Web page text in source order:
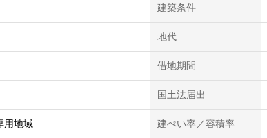
建築条件
地代
借地期間
国土法届出
用地域 建ぺい率／容積率